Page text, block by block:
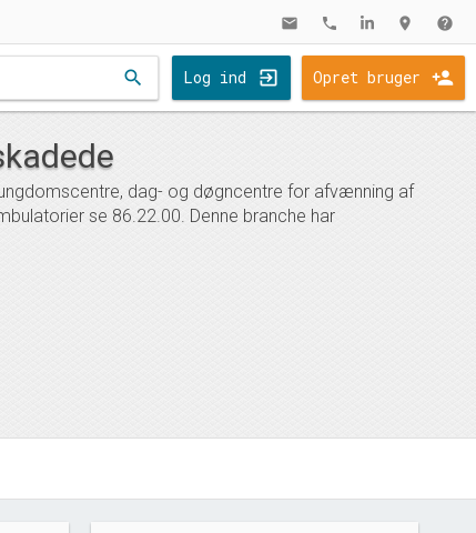
mail phone location_on help
search Log ind Opret bruger
dag- og døgncentre for afvænning af
se 86.22.00. Denne branche har